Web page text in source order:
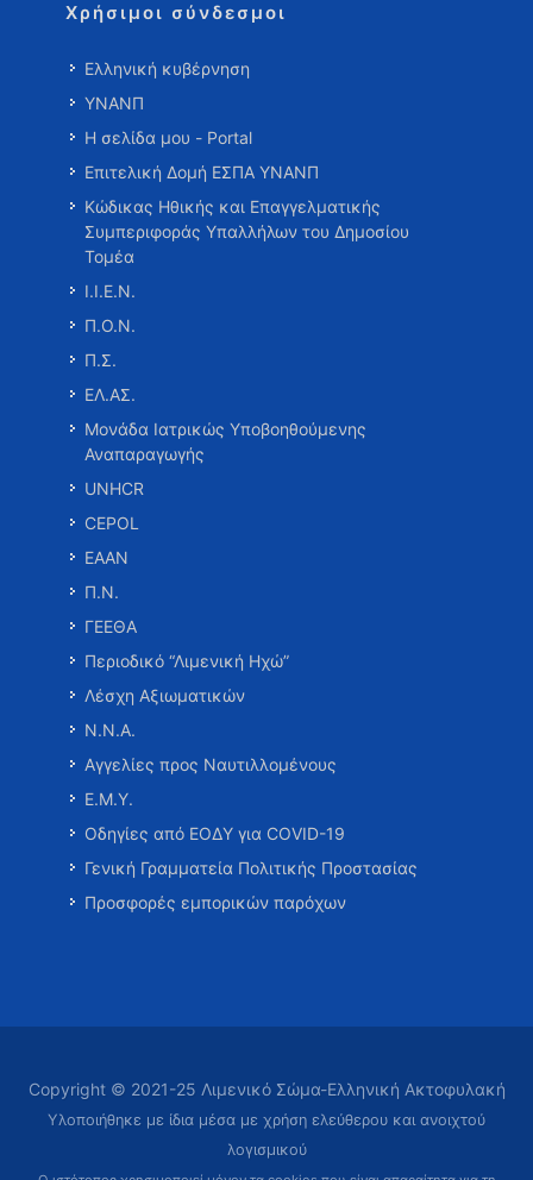
Χρήσιμοι σύνδεσμοι
Ελληνική κυβέρνηση
ΥΝΑΝΠ
Η σελίδα μου - Portal
Επιτελική Δομή ΕΣΠΑ ΥΝΑΝΠ
Κώδικας Ηθικής και Επαγγελματικής
Συμπεριφοράς Υπαλλήλων του Δημοσίου
Τομέα
Ι.Ι.Ε.Ν.
Π.Ο.Ν.
Π.Σ.
ΕΛ.ΑΣ.
Μονάδα Ιατρικώς Υποβοηθούμενης
Αναπαραγωγής
UNHCR
CEPOL
ΕΑΑΝ
Π.Ν.
ΓΕΕΘΑ
Περιοδικό “Λιμενική Ηχώ”
Λέσχη Αξιωματικών
Ν.Ν.Α.
Αγγελίες προς Ναυτιλλομένους
Ε.Μ.Υ.
Οδηγίες από ΕΟΔΥ για COVID-19
Γενική Γραμματεία Πολιτικής Προστασίας
Προσφορές εμπορικών παρόχων
Copyright © 2021-25 Λιμενικό Σώμα-Ελληνική Ακτοφυλακή
Υλοποιήθηκε με ίδια μέσα με χρήση ελεύθερου και ανοιχτού
λογισμικού